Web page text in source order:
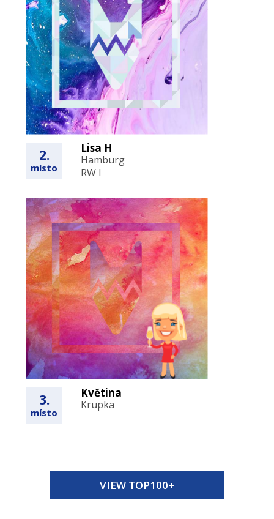
2.
místo
Lisa H
Hamburg
RW I
3.
místo
Květina
Krupka
VIEW TOP100+